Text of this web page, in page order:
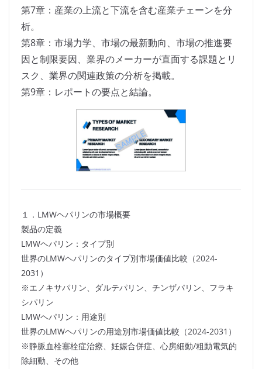
第7章：産業の上流と下流を含む産業チェーンを分
析。
第8章：市場力学、市場の最新動向、市場の推進要
因と制限要因、業界のメーカーが直面する課題とリ
スク、業界の関連政策の分析を掲載。
第9章：レポートの要点と結論。
１．LMWヘパリンの市場概要
製品の定義
LMWヘパリン：タイプ別
世界のLMWヘパリンのタイプ別市場価値比較（2024-
2031）
※エノキサパリン、ダルテパリン、チンザパリン、フラキ
シパリン
LMWヘパリン：用途別
世界のLMWヘパリンの用途別市場価値比較（2024-2031）
※静脈血栓塞栓症治療、妊娠合併症、心房細動/粗動電気的
除細動、その他